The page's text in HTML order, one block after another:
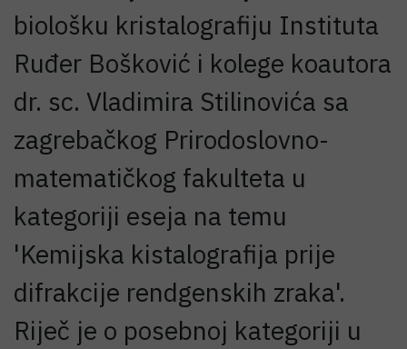
biološku kristalografiju Instituta
Ruđer Bošković i kolege koautora
dr. sc. Vladimira Stilinovića sa
zagrebačkog Prirodoslovno-
matematičkog fakulteta u
kategoriji eseja na temu
'Kemijska kistalografija prije
difrakcije rendgenskih zraka'.
Riječ je o posebnoj kategoriji u